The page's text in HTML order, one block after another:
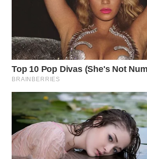
LIKUPANG
WN
LABUANBAJO
WN
Wahana
Media
Group
WAHANA